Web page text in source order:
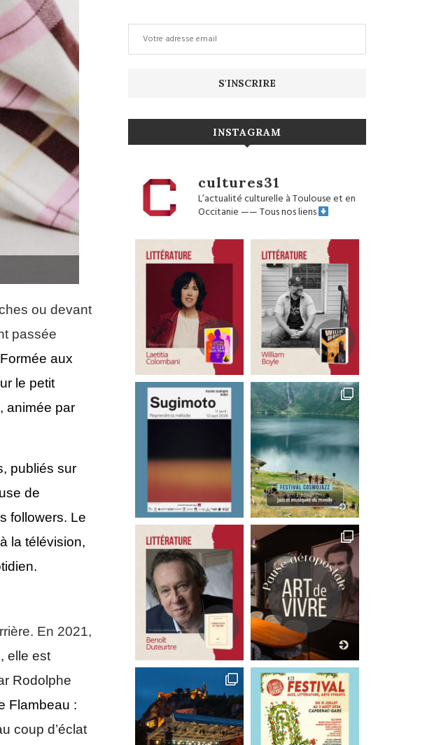
ou devant
passée
Formée aux
le petit
animée par
publiés sur
de
followers. Le
à la télévision,
.
En 2021,
elle est
Rodolphe
Flambeau :
coup d’éclat
INSTAGRAM
cultures31
L’actualité culturelle à Toulouse et en
Occitanie——Tous nos liens